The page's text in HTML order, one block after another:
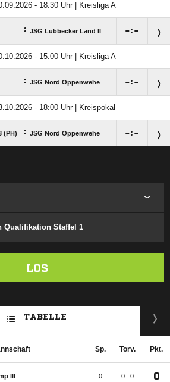
- 18:30 Uhr | Kreisliga A
: JSG Lübbecker Land II :
- 15:00 Uhr | Kreisliga A
: JSG Nord Oppenwehe :
- 18:00 Uhr | Kreispokal
(PH) : JSG Nord Oppenwehe :
Qualifikation Staffel 1
LOS
TABELLE
Sp. Torv. Pkt.
III 0 0 : 0 0